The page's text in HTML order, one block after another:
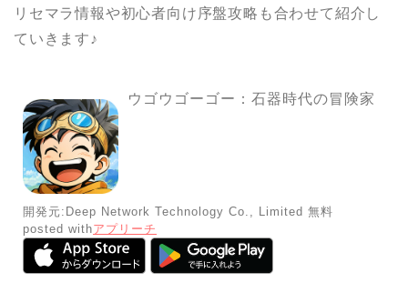
リセマラ情報や初心者向け序盤攻略も合わせて紹介し
ていきます♪
ウゴウゴーゴー：石器時代の冒険家
開発元: Deep Network Technology Co., Limited 無料
posted withアプリーチ